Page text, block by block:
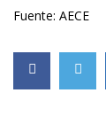
Fuente: AECE